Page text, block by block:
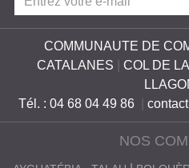
COMMUNAUTE DE
CATALANES
COL DE
Tél. : 04 68 04 49 86
NOS